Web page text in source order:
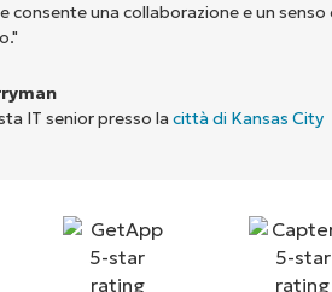
consente una collaborazione e un
IT senior presso la città di Kansas City